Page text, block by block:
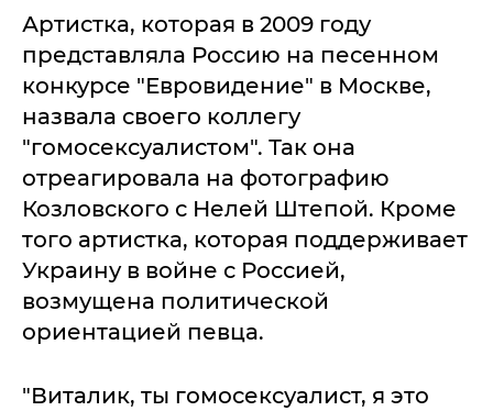
Артистка, которая в 2009 году
представляла Россию на песенном
конкурсе "Евровидение" в Москве,
назвала своего коллегу
"гомосексуалистом". Так она
отреагировала на фотографию
Козловского с Нелей Штепой. Кроме
того артистка, которая поддерживает
Украину в войне с Россией,
возмущена политической
ориентацией певца.
"Виталик, ты гомосексуалист, я это